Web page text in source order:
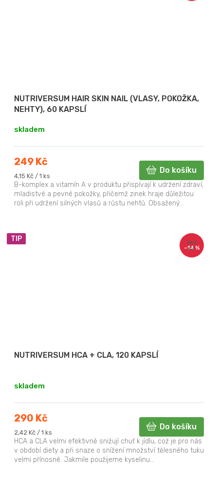
NUTRIVERSUM HAIR SKIN NAIL (VLASY, POKOŽKA,
NEHTY), 60 KAPSLÍ
skladem
249 Kč
Měrná
cena:
4,15 Kč / 1 ks
Do košíku
B-komplex a vitamín A v produktu přispívají k udržení zdraví,
mladistvé a pevné pokožky, přičemž zinek hraje důležitou
roli při udržení silných vlasů a růstu nehtů. Obsažený...
TIP
340
Kč
–14 %
NUTRIVERSUM HCA + CLA, 120 KAPSLÍ
skladem
290 Kč
Měrná
cena:
2,42 Kč / 1 ks
Do košíku
HCA a CLA velmi efektivně snižují chuť k jídlu, což je pro nás
v období diety a při snaze o snížení množství tělesného tuku
velmi přínosné. Jakmile použijeme kyselinu...